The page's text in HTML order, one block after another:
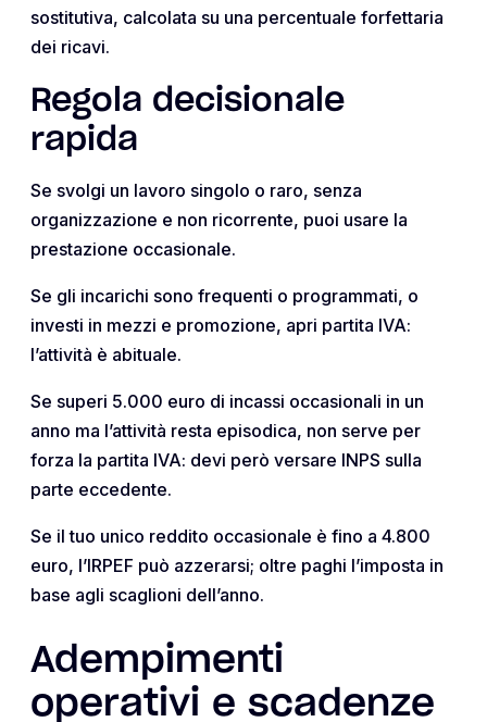
sostitutiva, calcolata su una percentuale forfettaria
dei ricavi.
Regola decisionale
rapida
Se svolgi un lavoro singolo o raro, senza
organizzazione e non ricorrente, puoi usare la
prestazione occasionale.
Se gli incarichi sono frequenti o programmati, o
investi in mezzi e promozione, apri partita IVA:
l’attività è abituale.
Se superi 5.000 euro di incassi occasionali in un
anno ma l’attività resta episodica, non serve per
forza la partita IVA: devi però versare INPS sulla
parte eccedente.
Se il tuo unico reddito occasionale è fino a 4.800
euro, l’IRPEF può azzerarsi; oltre paghi l’imposta in
base agli scaglioni dell’anno.
Adempimenti
operativi e scadenze